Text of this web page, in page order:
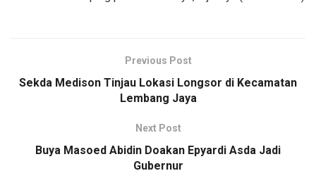
Previous Post
Sekda Medison Tinjau Lokasi Longsor di Kecamatan
Lembang Jaya
Next Post
Buya Masoed Abidin Doakan Epyardi Asda Jadi
Gubernur